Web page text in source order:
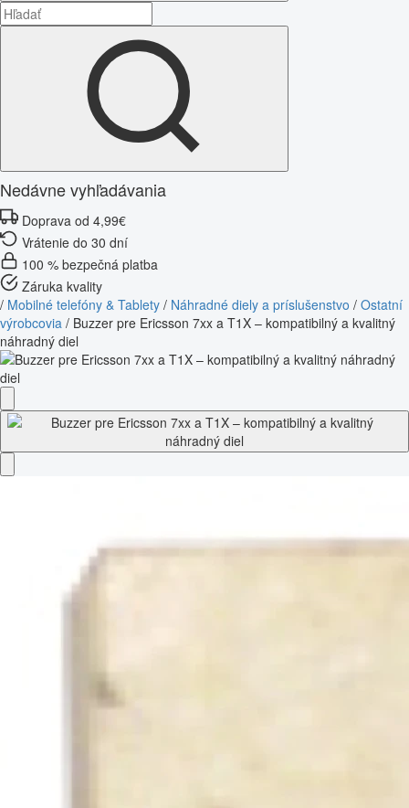
Nedávne vyhľadávania
Doprava od 4,99€
Vrátenie do 30 dní
100 % bezpečná platba
Záruka kvality
/ Mobilné telefóny & Tablety / Náhradné diely a príslušenstvo / Ostatní
výrobcovia / Buzzer pre Ericsson 7xx a T1X – kompatibilný a kvalitný
náhradný diel